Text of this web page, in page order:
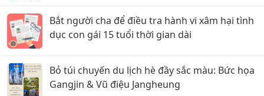
Bắt người cha để điều tra hành vi xâm hại tình
dục con gái 15 tuổi thời gian dài
Bỏ túi chuyến du lịch hè đầy sắc màu: Bức họa
Gangjin & Vũ điệu Jangheung